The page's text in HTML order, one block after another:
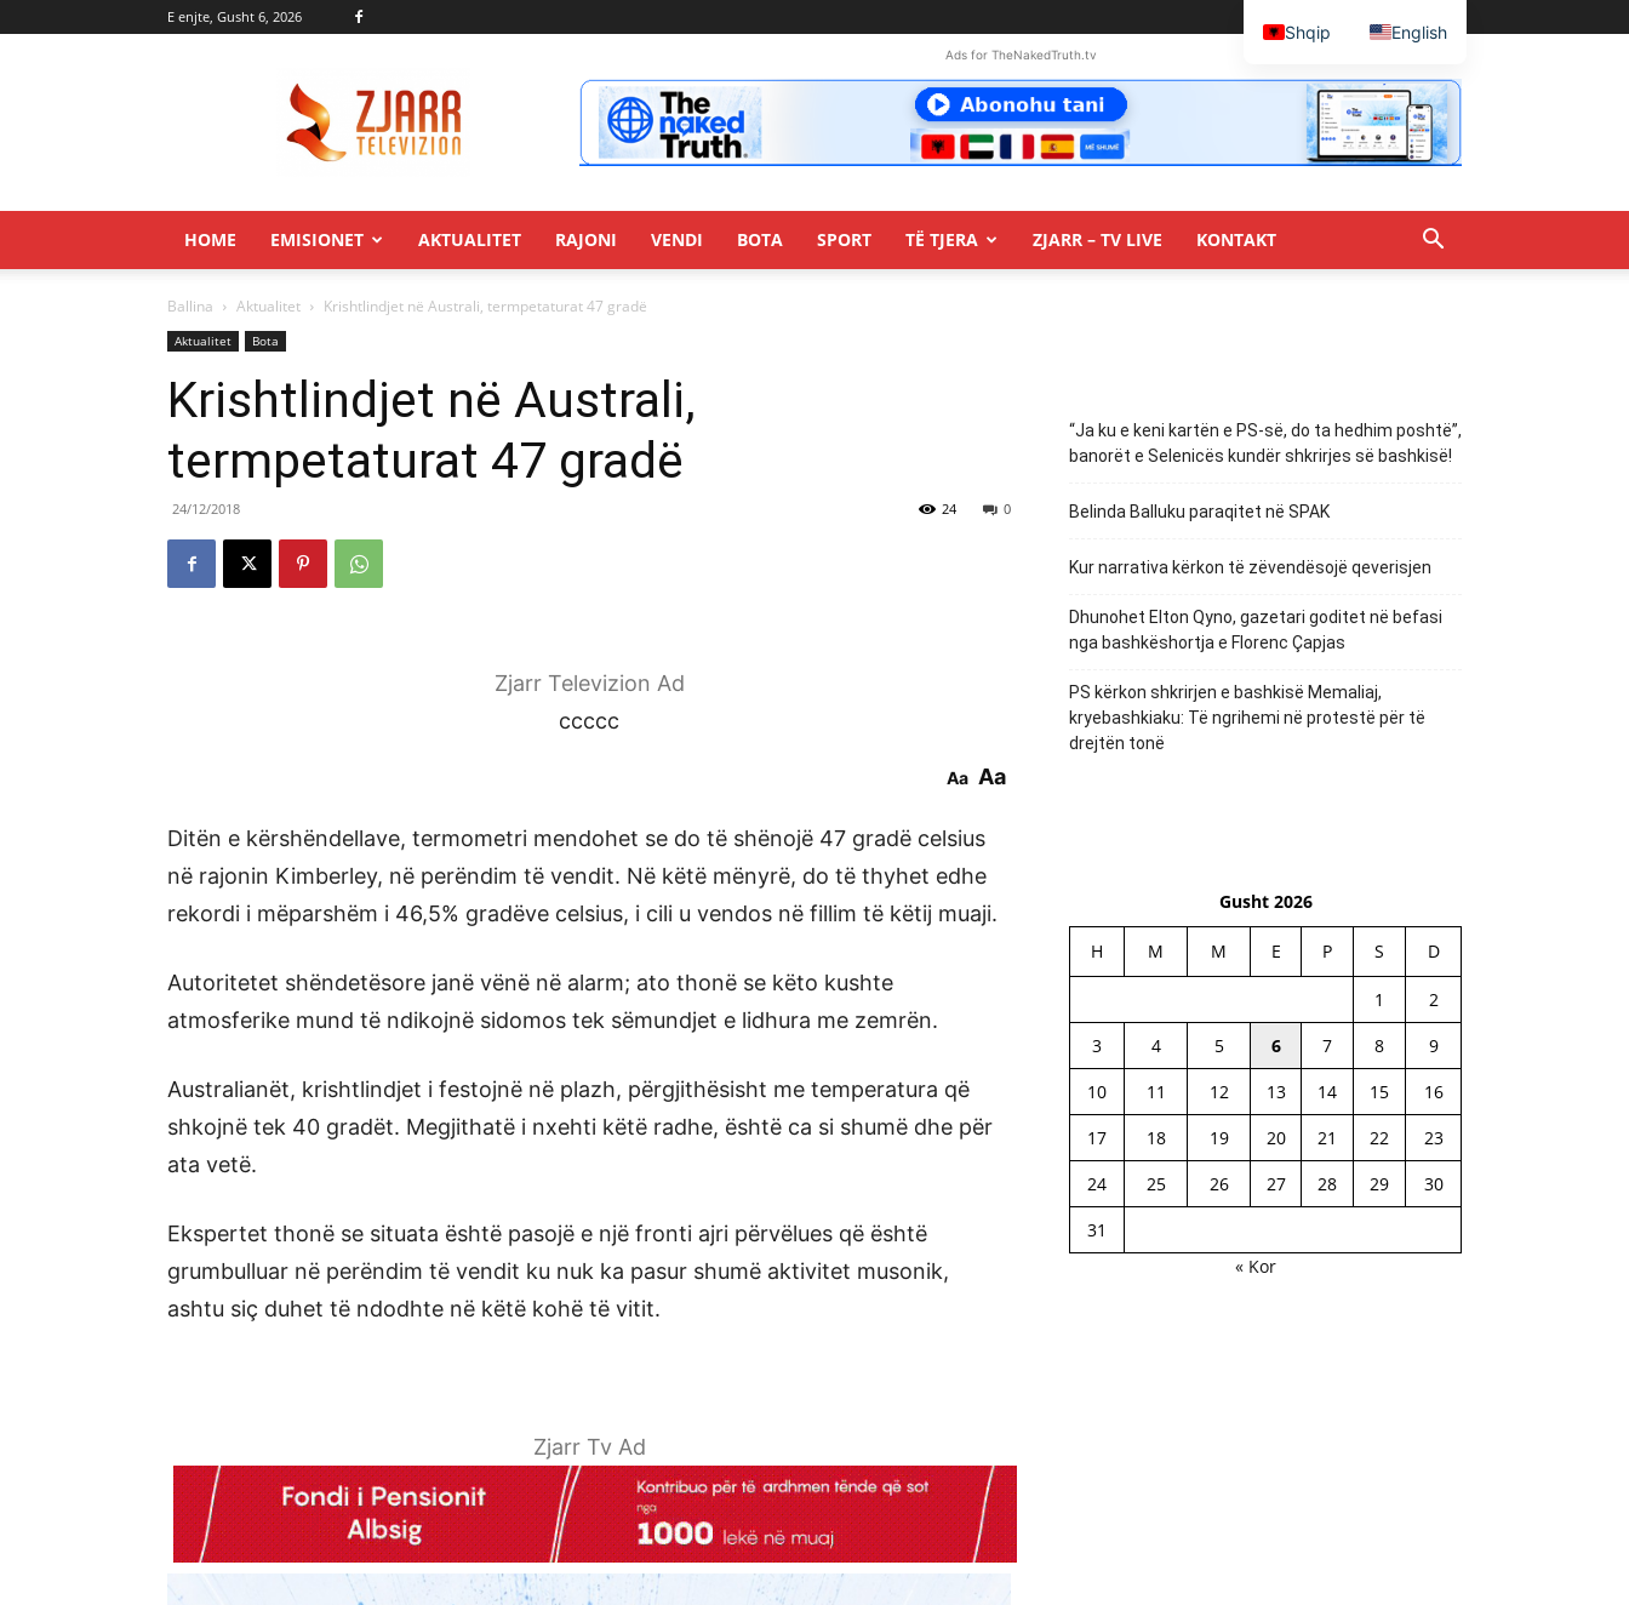
E enjte, Gusht 6, 2026
Ads for TheNakedTruth.tv
HOME EMISIONET AKTUALITET RAJONI VENDI BOTA SPORT TË TJERA ZJARR – TV LIVE KONTAKT
Ballina Aktualitet Krishtlindjet në Australi, termpetaturat 47 gradë
Aktualitet Bota
Krishtlindjet në Australi,
termpetaturat 47 gradë
24/12/2018 0
24
Zjarr Televizion Ad
ccccc
Aa Aa
Ditën e kërshëndellave, termometri mendohet se do të shënojë 47 gradë celsius
në rajonin Kimberley, në perëndim të vendit. Në këtë mënyrë, do të thyhet edhe
rekordi i mëparshëm i 46,5% gradëve celsius, i cili u vendos në fillim të këtij muaji.
Autoritetet shëndetësore janë vënë në alarm; ato thonë se këto kushte
atmosferike mund të ndikojnë sidomos tek sëmundjet e lidhura me zemrën.
Australianët, krishtlindjet i festojnë në plazh, përgjithësisht me temperatura që
shkojnë tek 40 gradët. Megjithatë i nxehti këtë radhe, është ca si shumë dhe për
ata vetë.
Ekspertet thonë se situata është pasojë e një fronti ajri përvëlues që është
grumbulluar në perëndim të vendit ku nuk ka pasur shumë aktivitet musonik,
ashtu siç duhet të ndodhte në këtë kohë të vitit.
Zjarr Tv Ad
“Ja ku e keni kartën e PS-së, do ta hedhim poshtë”,
banorët e Selenicës kundër shkrirjes së bashkisë!
Belinda Balluku paraqitet në SPAK
Kur narrativa kërkon të zëvendësojë qeverisjen
Dhunohet Elton Qyno, gazetari goditet në befasi
nga bashkëshortja e Florenc Çapjas
PS kërkon shkrirjen e bashkisë Memaliaj,
kryebashkiaku: Të ngrihemi në protestë për të
drejtën tonë
Gusht 2026
H M M E P S D
1
2
3
4 5 6 7 8
9
10
11 12 13 14 15
16
17
18 19 20 21 22
23
24
25 26 27 28 29
30
31
« Kor
Shqip English